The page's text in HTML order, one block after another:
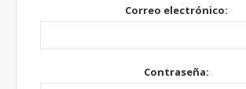
Correo electrónico:
Contraseña: